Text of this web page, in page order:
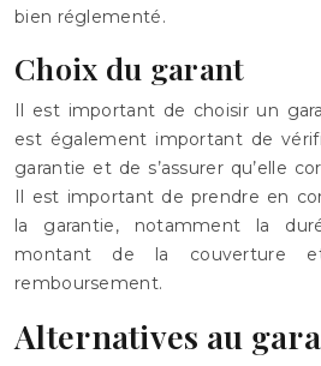
bien réglementé.
Choix du garant
Il est important de choisir un
est également important de
garantie et de s’assurer qu’elle
Il est important de prendre en
la garantie, notamment la
montant de la couverture
remboursement.
Alternatives au